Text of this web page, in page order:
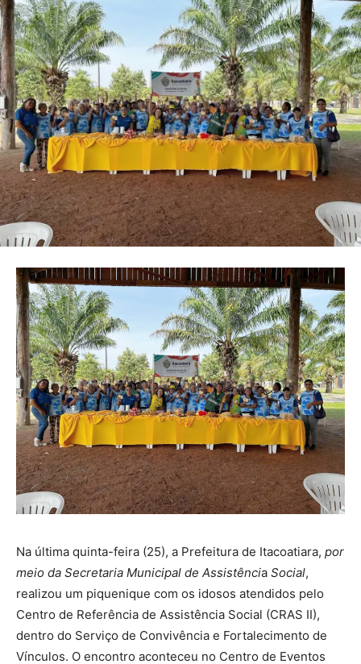
Na última quinta-feira (25), a Prefeitura de Itacoatiara, por
meio da Secretaria Municipal de Assistência Social,
realizou um piquenique com os idosos atendidos pelo
Centro de Referência de Assistência Social (CRAS II),
dentro do Serviço de Convivência e Fortalecimento de
Vínculos. O encontro aconteceu no Centro de Eventos